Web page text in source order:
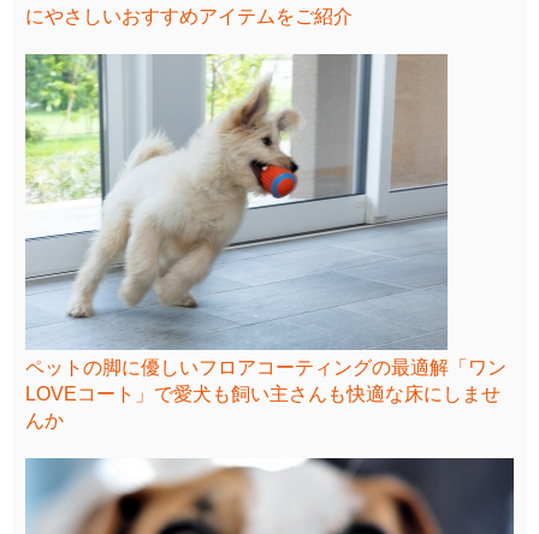
にやさしいおすすめアイテムをご紹介
ペットの脚に優しいフロアコーティングの最適解「ワン
LOVEコート」で愛犬も飼い主さんも快適な床にしませ
んか